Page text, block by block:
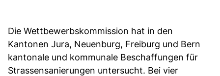
Die Wettbewerbskommission hat in den
Kantonen Jura, Neuenburg, Freiburg und Bern
kantonale und kommunale Beschaffungen für
Strassensanierungen untersucht. Bei vier